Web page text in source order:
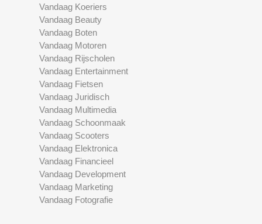
Vandaag Koeriers
Vandaag Beauty
Vandaag Boten
Vandaag Motoren
Vandaag Rijscholen
Vandaag Entertainment
Vandaag Fietsen
Vandaag Juridisch
Vandaag Multimedia
Vandaag Schoonmaak
Vandaag Scooters
Vandaag Elektronica
Vandaag Financieel
Vandaag Development
Vandaag Marketing
Vandaag Fotografie